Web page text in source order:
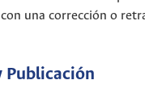
una corrección o
Publicación